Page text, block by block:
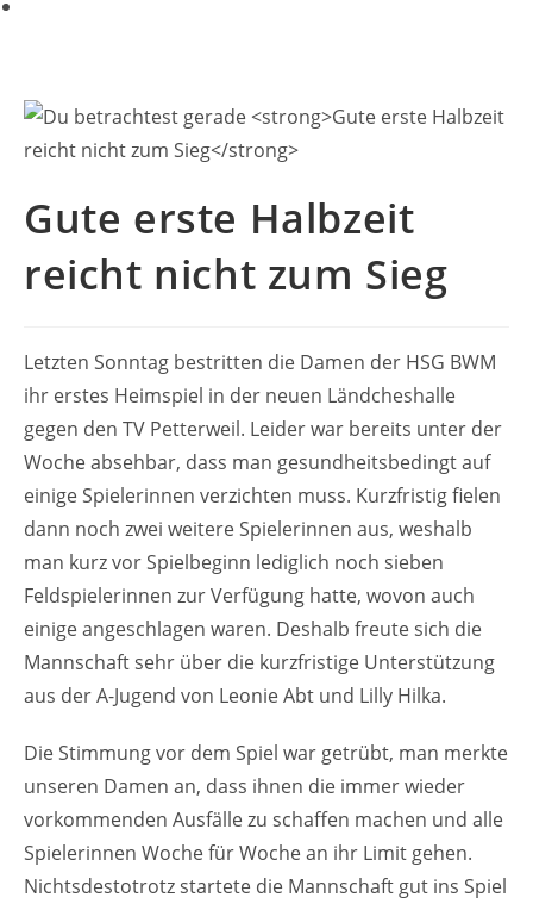
Gute erste Halbzeit
reicht nicht zum Sieg
Letzten Sonntag bestritten die Damen der HSG BWM
ihr erstes Heimspiel in der neuen Ländcheshalle
gegen den TV Petterweil. Leider war bereits unter der
Woche absehbar, dass man gesundheitsbedingt auf
einige Spielerinnen verzichten muss. Kurzfristig fielen
dann noch zwei weitere Spielerinnen aus, weshalb
man kurz vor Spielbeginn lediglich noch sieben
Feldspielerinnen zur Verfügung hatte, wovon auch
einige angeschlagen waren. Deshalb freute sich die
Mannschaft sehr über die kurzfristige Unterstützung
aus der A-Jugend von Leonie Abt und Lilly Hilka.
Die Stimmung vor dem Spiel war getrübt, man merkte
unseren Damen an, dass ihnen die immer wieder
vorkommenden Ausfälle zu schaffen machen und alle
Spielerinnen Woche für Woche an ihr Limit gehen.
Nichtsdestotrotz startete die Mannschaft gut ins Spiel